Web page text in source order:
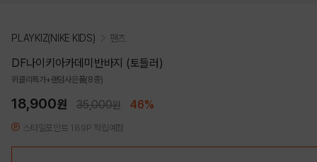
PLAYKIZ(NIKE KIDS) 팬츠
DF나이키아카데미반바지 (토들러)
위클리특가+랜덤사은품(8종)
18,900원 35,000원 46%
스타일포인트 189P 적립예정